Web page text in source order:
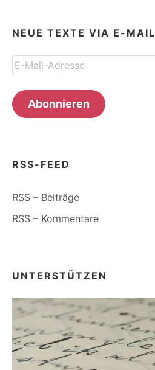
NEUE TEXTE VIA E-MAIL
E-
Mail-
Adresse
Abonnieren
RSS-FEED
RSS – Beiträge
RSS – Kommentare
UNTERSTÜTZEN